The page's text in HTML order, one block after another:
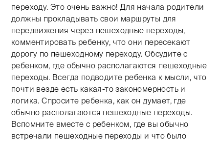
переходу. Это очень важно! Для начала родители
должны прокладывать свои маршруты для
передвижения через пешеходные переходы,
комментировать ребенку, что они пересекают
дорогу по пешеходному переходу. Обсудите с
ребенком, где обычно располагаются пешеходные
переходы. Всегда подводите ребенка к мысли, что
почти везде есть какая-то закономерность и
логика. Спросите ребенка, как он думает, где
обычно располагаются пешеходные переходы.
Вспомните вместе с ребенком, где вы обычно
встречали пешеходные переходы и что было